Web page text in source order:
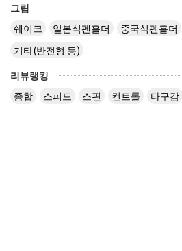
그립
쉐이크
일본식펜홀더 중국식펜홀더
기타(반전형 등)
리뷰랭킹
종합
스피드 스핀 컨트롤 타구감